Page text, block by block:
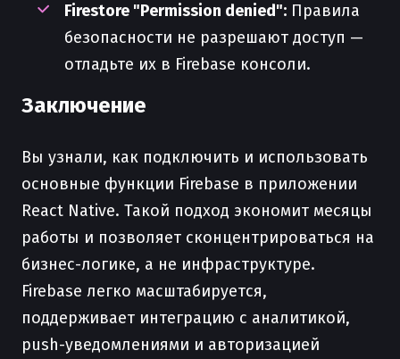
Firestore "Permission denied": Правила
безопасности не разрешают доступ —
отладьте их в Firebase консоли.
Заключение
Вы узнали, как подключить и использовать
основные функции Firebase в приложении
React Native. Такой подход экономит месяцы
работы и позволяет сконцентрироваться на
бизнес-логике, а не инфраструктуре.
Firebase легко масштабируется,
поддерживает интеграцию с аналитикой,
push-уведомлениями и авторизацией